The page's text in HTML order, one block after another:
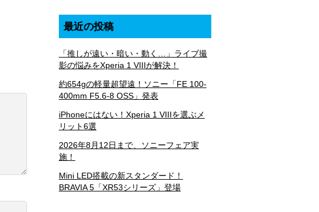
最近の投稿
「推しが遠い・暗い・動く…」ライブ撮
影の悩みをXperia 1 VIIIが解決！
約654gの軽量超望遠！ソニー「FE 100-
400mm F5.6-8 OSS」発表
iPhoneにはない！Xperia 1 VIIIを選ぶメ
リット6選
2026年8月12日まで、ソニーフェア実
施！
Mini LED搭載の新スタンダード！
BRAVIA 5「XR53シリーズ」登場